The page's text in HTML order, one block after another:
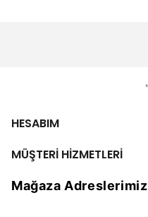
HESABIM
MÜŞTERİ HİZMETLERİ
Mağaza Adreslerimiz